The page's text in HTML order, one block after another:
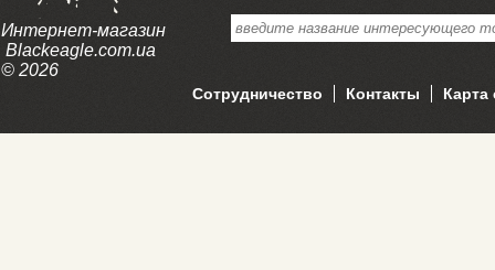
Интернет-магазин
Blackeagle.com.ua
© 2026
Сотрудничество Контакты Карта